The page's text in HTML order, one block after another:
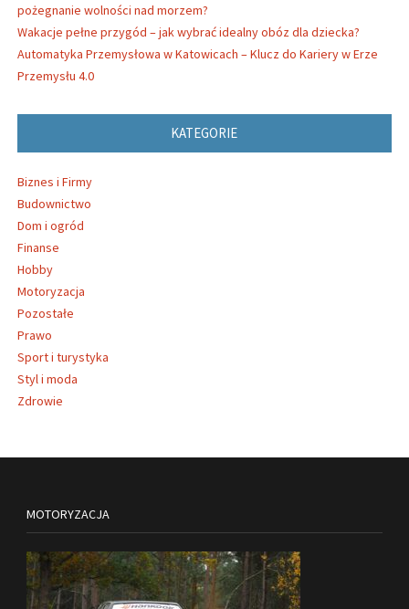
pożegnanie wolności nad morzem?
Wakacje pełne przygód – jak wybrać idealny obóz dla dziecka?
Automatyka Przemysłowa w Katowicach – Klucz do Kariery w Erze
Przemysłu 4.0
KATEGORIE
Biznes i Firmy
Budownictwo
Dom i ogród
Finanse
Hobby
Motoryzacja
Pozostałe
Prawo
Sport i turystyka
Styl i moda
Zdrowie
MOTORYZACJA